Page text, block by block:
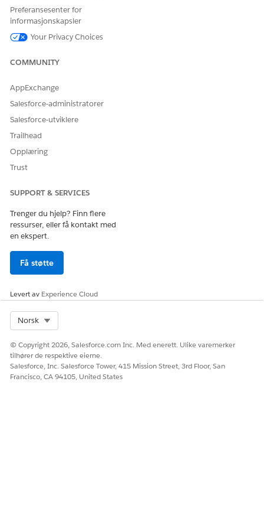
EKSEMPEL
La oss få vite det slik at vi kan forbedre!
Preferansesenter for
informasjonskapsler
Your Privacy Choices
COMMUNITY
AppExchange
Salesforce-administratorer
Salesforce-utviklere
Trailhead
Opplæring
Trust
SUPPORT & SERVICES
Trenger du hjelp? Finn flere
ressurser, eller få kontakt med
en ekspert.
Få støtte
Levert av Experience Cloud
Norsk
© Copyright 2026, Salesforce.com Inc. Med enerett. Ulike varemerker
tilhører de respektive eierne.
Salesforce, Inc. Salesforce Tower, 415 Mission Street, 3rd Floor, San
Francisco, CA 94105, United States